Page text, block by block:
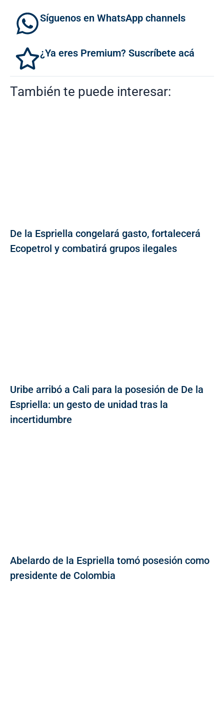
Síguenos en WhatsApp channels
¿Ya eres Premium? Suscríbete acá
También te puede interesar:
De la Espriella congelará gasto, fortalecerá
Ecopetrol y combatirá grupos ilegales
Uribe arribó a Cali para la posesión de De la
Espriella: un gesto de unidad tras la
incertidumbre
Abelardo de la Espriella tomó posesión como
presidente de Colombia